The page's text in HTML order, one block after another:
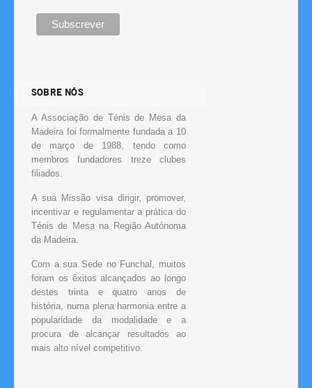
SOBRE NÓS
A Associação de Ténis de Mesa da
Madeira foi formalmente fundada a 10
de março de 1988, tendo como
membros fundadores treze clubes
filiados.
A sua Missão visa dirigir, promover,
incentivar e regulamentar a prática do
Ténis de Mesa na Região Autónoma
da Madeira.
Com a sua Sede no Funchal, muitos
foram os êxitos alcançados ao longo
destes trinta e quatro anos de
história, numa plena harmonia entre a
popularidade da modalidade e a
procura de alcançar resultados ao
mais alto nível competitivo.